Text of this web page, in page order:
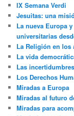
IX Semana Verdi
Jesuitas: una
La nueva Europa
universitarias
La Religión en los
La vida
Las
Los Derechos
Miradas a Europa
Miradas al futuro
Miradas para